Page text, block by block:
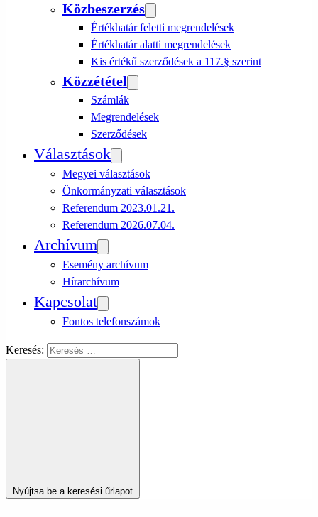
Közbeszerzés
Értékhatár feletti megrendelések
Értékhatár alatti megrendelések
Kis értékű szerződések a 117.§ szerint
Közzététel
Számlák
Megrendelések
Szerződések
Választások
Megyei választások
Önkormányzati választások
Referendum 2023.01.21.
Referendum 2026.07.04.
Archívum
Esemény archívum
Hírarchívum
Kapcsolat
Fontos telefonszámok
Keresés:
Nyújtsa be a keresési űrlapot